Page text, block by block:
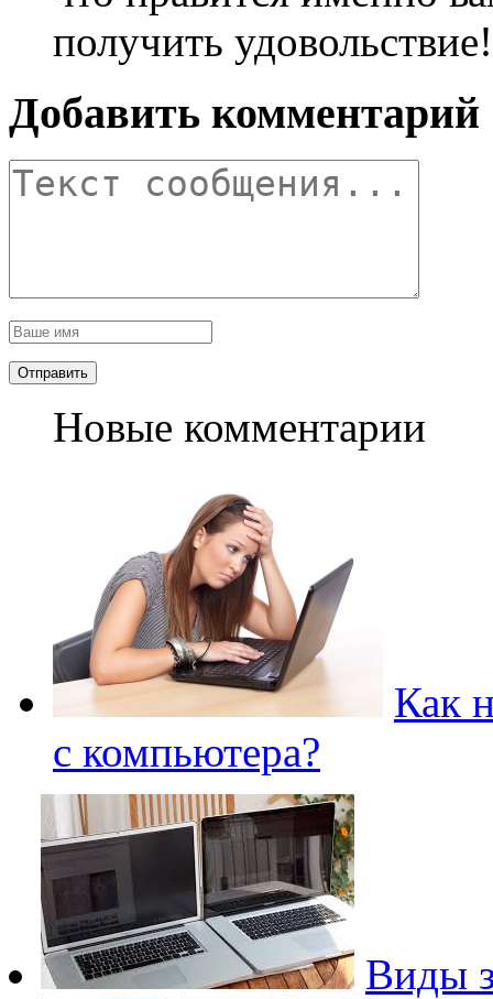
получить удовольствие!
Добавить комментарий
Новые комментарии
Как
с компьютера?
Виды